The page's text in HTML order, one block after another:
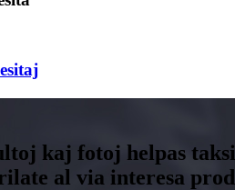
kaj fotoj helpas
al via interesa